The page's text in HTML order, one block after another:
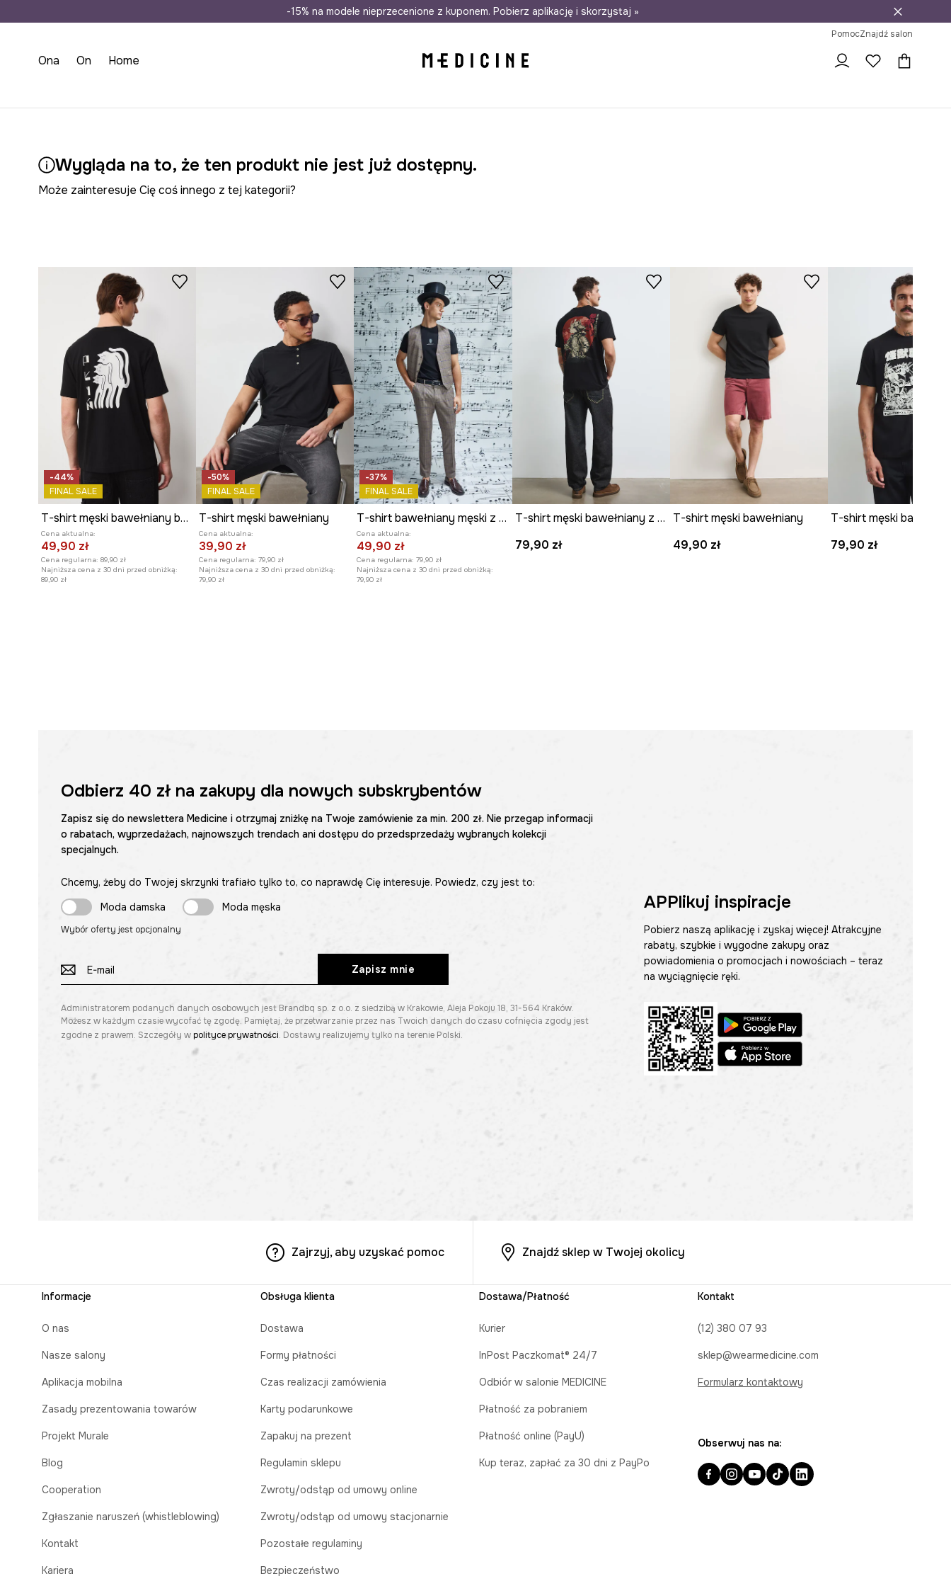
Wysyłka nawet w 24h Darmowa dostawa do salonów 30 dni na zwrot
-15% na modele nieprzecenione z kuponem. Pobierz aplikację i skorzystaj »
PomocZnajdź salon
Ona On Home
Wygląda na to, że ten produkt nie jest już dostępny.
Może zainteresuje Cię coś innego z tej kategorii?
-44%
FINAL SALE
T-shirt męski bawełniany by Aga Serwicka, Grafika Polska
Cena aktualna:
49,90 zł
Cena regularna: 89,90 zł
Najniższa cena z 30 dni przed obniżką:
89,90 zł
-50%
FINAL SALE
T-shirt męski bawełniany
Cena aktualna:
39,90 zł
Cena regularna: 79,90 zł
Najniższa cena z 30 dni przed obniżką:
79,90 zł
-37%
FINAL SALE
T-shirt bawełniany męski z elastanem z kolekcji Narodowy Instytut Fryderyka Chopina x Medicine
Cena aktualna:
49,90 zł
Cena regularna: 79,90 zł
Najniższa cena z 30 dni przed obniżką:
79,90 zł
T-shirt męski bawełniany z nadrukiem
79,90 zł
T-shirt męski bawełniany
49,90 zł
79,90 zł
Odbierz 40 złna zakupy dla nowych subskrybentów
Zapisz się do newslettera Medicine i otrzymaj zniżkę na Twoje zamówienie za min. 200 zł. Nie przegap informacji
o rabatach, wyprzedażach, najnowszych trendach ani dostępu do przedsprzedaży wybranych kolekcji
specjalnych.
Chcemy, żeby do Twojej skrzynki trafiało tylko to, co naprawdę Cię interesuje. Powiedz, czy jest to:
Moda damska
Moda męska
Wybór oferty jest opcjonalny
Zapisz mnie
Administratorem podanych danych osobowych jest Brandbq sp. z o.o. z siedzibą w Krakowie, Aleja Pokoju 18, 31-564 Kraków.
Możesz w każdym czasie wycofać tę zgodę. Pamiętaj, że przetwarzanie przez nas Twoich danych do czasu cofnięcia zgody jest
zgodne z prawem. Szczegóły wpolityce prywatności. Dostawy realizujemy tylko na terenie Polski.
APPlikuj inspiracje
Pobierz naszą aplikację i zyskaj więcej! Atrakcyjne
rabaty, szybkie i wygodne zakupy oraz
powiadomienia o promocjach i nowościach – teraz
na wyciągnięcie ręki.
Zajrzyj, aby uzyskać pomoc Znajdź sklep w Twojej okolicy
Informacje
O nas
Nasze salony
Aplikacja mobilna
Zasady prezentowania towarów
Projekt Murale
Blog
Cooperation
Zgłaszanie naruszeń (whistleblowing)
Kontakt
Kariera
Obsługa klienta
Dostawa
Formy płatności
Czas realizacji zamówienia
Karty podarunkowe
Zapakuj na prezent
Regulamin sklepu
Zwroty/odstąp od umowy online
Zwroty/odstąp od umowy stacjonarnie
Pozostałe regulaminy
Bezpieczeństwo
Dostawa/Płatność
Kurier
InPost Paczkomat® 24/7
Odbiór w salonie MEDICINE
Płatność za pobraniem
Płatność online (PayU)
Kup teraz, zapłać za 30 dni z PayPo
Kontakt
(12) 380 07 93
sklep@wearmedicine.com
Formularz kontaktowy
Obserwuj nas na: